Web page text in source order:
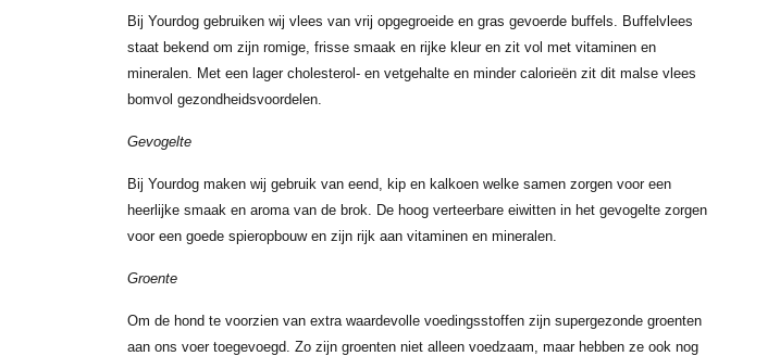
Bij Yourdog gebruiken wij vlees van vrij opgegroeide en gras gevoerde buffels. Buffelvlees
staat bekend om zijn romige, frisse smaak en rijke kleur en zit vol met vitaminen en
mineralen. Met een lager cholesterol- en vetgehalte en minder calorieën zit dit malse vlees
bomvol gezondheidsvoordelen.
Gevogelte
Bij Yourdog maken wij gebruik van eend, kip en kalkoen welke samen zorgen voor een
heerlijke smaak en aroma van de brok. De hoog verteerbare eiwitten in het gevogelte zorgen
voor een goede spieropbouw en zijn rijk aan vitaminen en mineralen.
Groente
Om de hond te voorzien van extra waardevolle voedingsstoffen zijn supergezonde groenten
aan ons voer toegevoegd. Zo zijn groenten niet alleen voedzaam, maar hebben ze ook nog